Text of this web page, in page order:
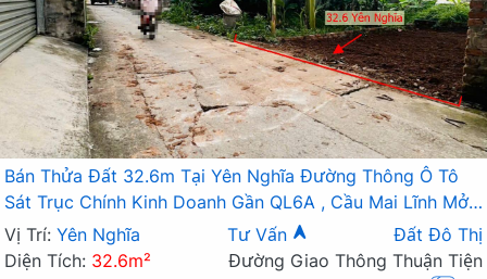
Bán Thửa Đất 32.6m Tại Yên Nghĩa Đường Thông Ô Tô
Sát Trục Chính Kinh Doanh Gần QL6A , Cầu Mai Lĩnh Mở
Rộng
Vị Trí: Yên Nghĩa Tư Vấn
Đất Đô Thị
Diện Tích: 32.6m²
Đường Giao Thông Thuận Tiện